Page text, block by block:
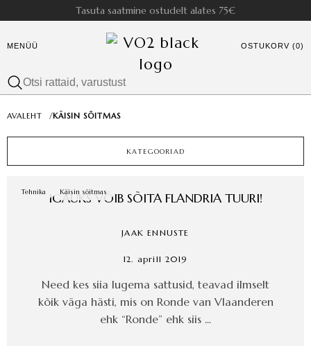
Tasuta saatmine ostudelt alates 75€
MENÜÜ OSTUKORV (0)
AVALEHT /KÄISIN SÕITMAS
KATEGOORIAD
Tehnika Käisin sõitmas
IGAÜKS VÕIB SÕITA FLANDRIA TUURI!
JAAK ENNUSTE
12. aprill 2019
Need kes siia lugema sattusid, teavad ilmselt
kõik väga hästi, mis on Ronde van Vlaanderen
ehk “Ronde” ehk siis ...